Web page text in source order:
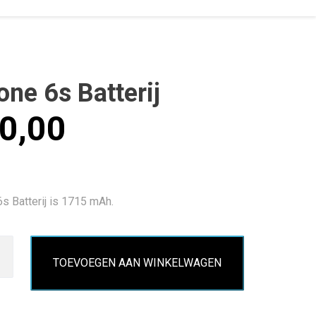
6s Batterij
Batterij is 1715 mAh.
TOEVOEGEN AAN WINKELWAGEN